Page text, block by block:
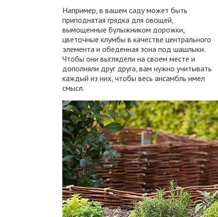
Например, в вашем саду может быть
приподнятая грядка для овощей,
вымощенные булыжником дорожки,
цветочные клумбы в качестве центрального
элемента и обеденная зона под шашлыки.
Чтобы они выглядели на своем месте и
дополняли друг друга, вам нужно учитывать
каждый из них, чтобы весь ансамбль имел
смысл.